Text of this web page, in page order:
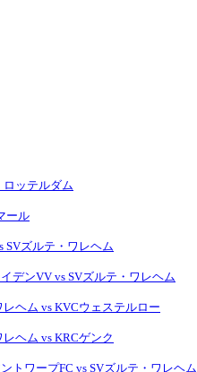
ロッテルダム
ール
SVズルテ・ワレヘム
デンVV vs SVズルテ・ワレヘム
ヘム vs KVCウェステルロー
ヘム vs KRCゲンク
トワープFC vs SVズルテ・ワレヘム